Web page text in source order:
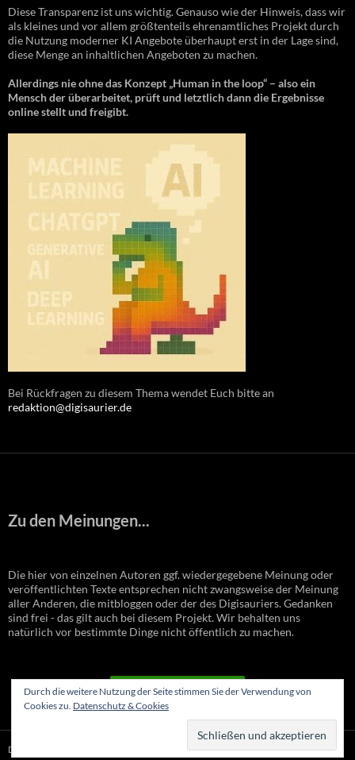
Diese Transparenz ist uns wichtig. Genauso wie der Hinweis, dass wir
als kleines und vor allem größtenteils ehrenamtliches Projekt durch
die Nutzung moderner KI Angebote überhaupt erst in der Lage sind,
diese Menge an inhaltlichen Angeboten zu machen.
Allerdings nie ohne das Konzept „Human in the loop“ – also ein
Mensch der überarbeitet, prüft und letztlich dann die Ergebnisse
online stellt und freigibt.
Bei Rückfragen zu diesem Thema wendet Euch bitte an
redaktion@digisaurier.de
Zu den Meinungen...
Die hier von einzelnen Autoren ggf. wiedergegebene Meinung oder
veröffentlichten Texte entsprechen nicht zwangsweise der Meinung
aller Anderen, die mitbloggen oder der des Digisauriers. Gedanken
sind frei - das gilt auch bei diesem Projekt. Wir behalten uns
natürlich vor bestimmte Dinge nicht öffentlich zu machen.
VERTRAG WIDERRUFEN
Durch die weitere Nutzung der Seite stimmen Sie der Verwendung von
Cookies zu. Datenschutz & Cookies
Datenschutzerklärung Stolz präsentiert von WordPress